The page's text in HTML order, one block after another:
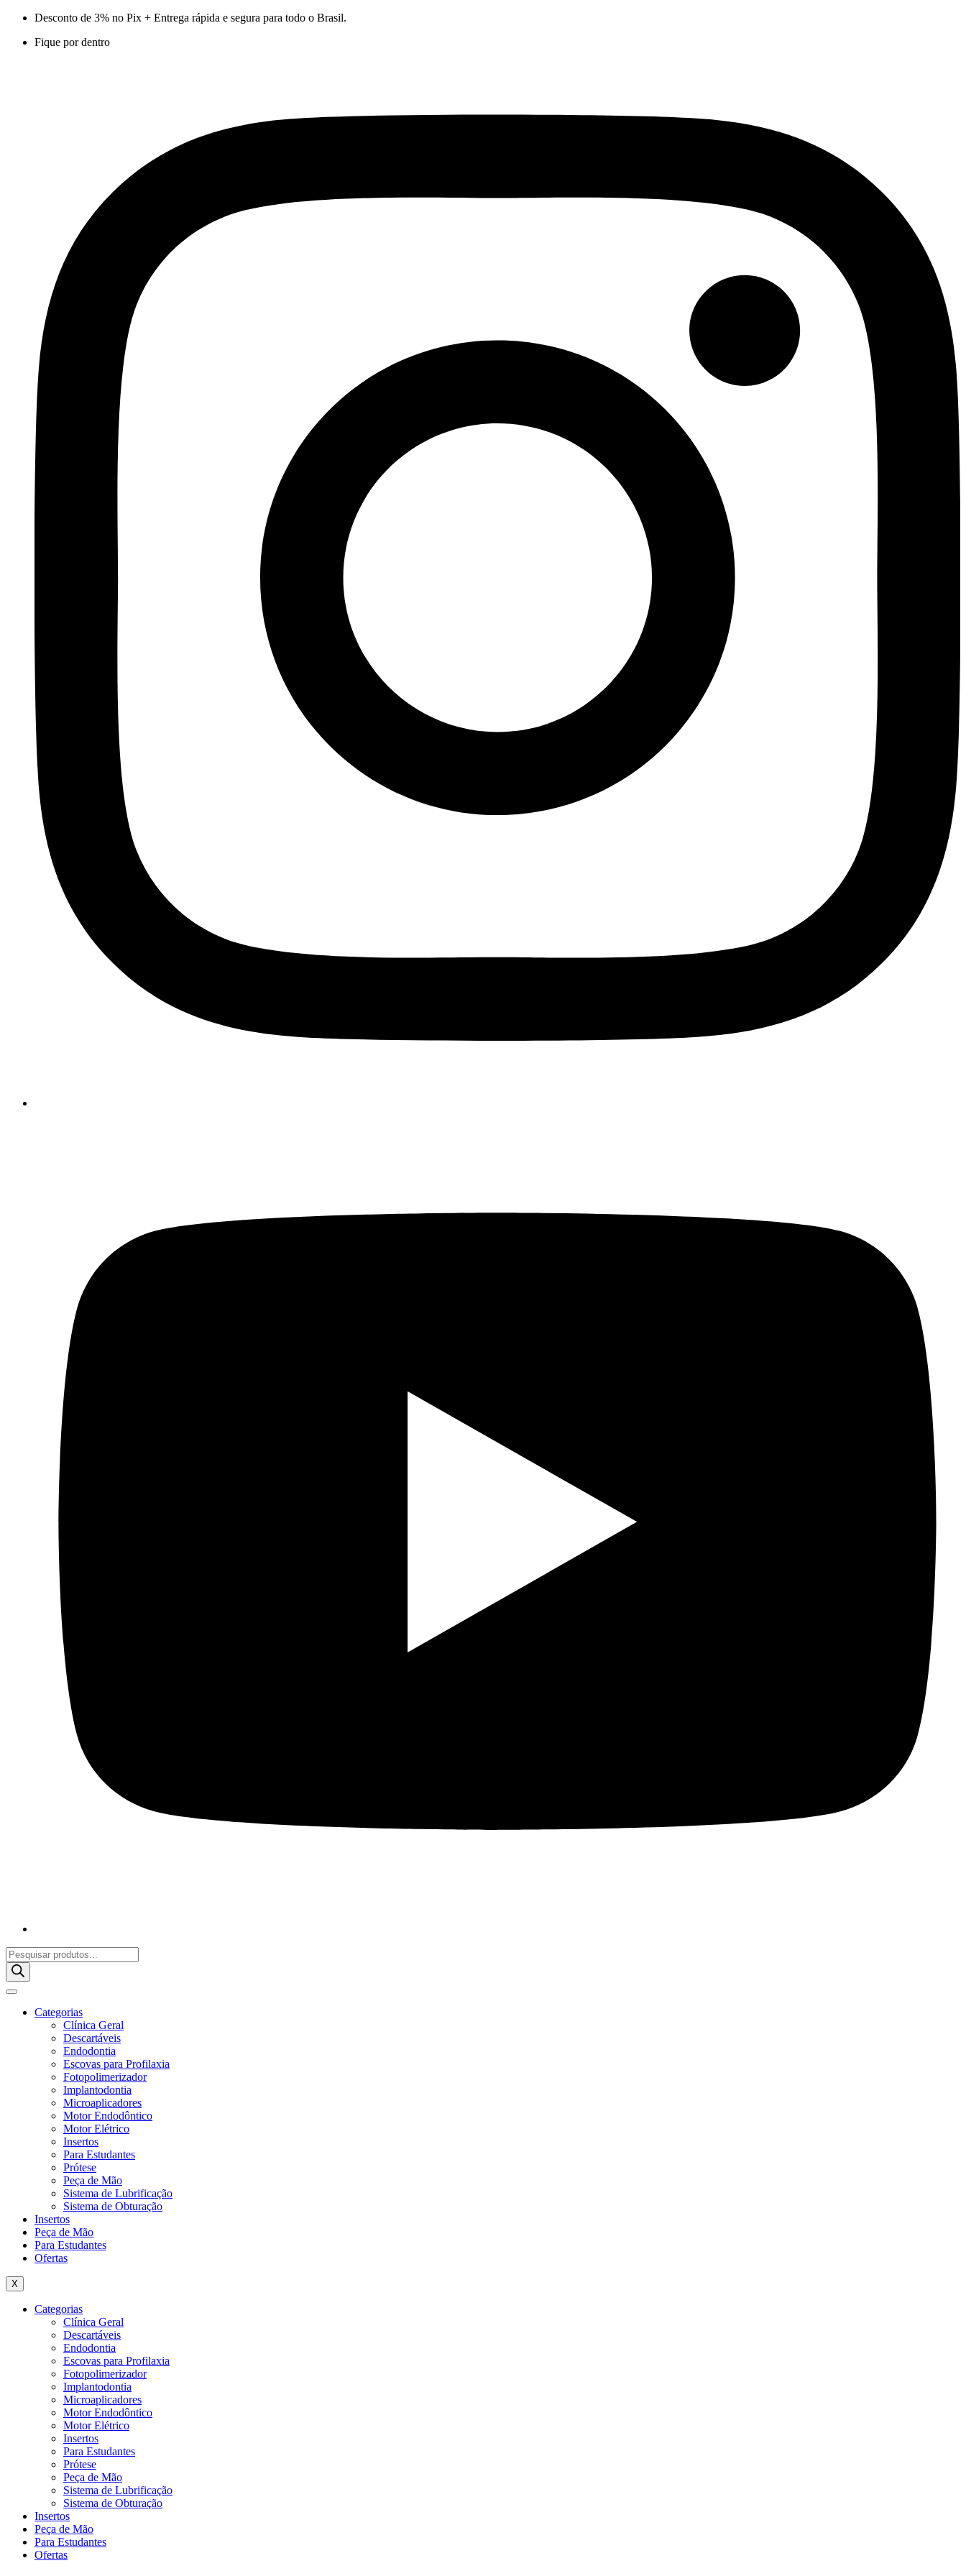
Desconto de 3% no Pix + Entrega rápida e segura para todo o Brasil.
Fique por dentro
Pesquisar
produtos
Categorias
Clínica Geral
Descartáveis
Endodontia
Escovas para Profilaxia
Fotopolimerizador
Implantodontia
Microaplicadores
Motor Endodôntico
Motor Elétrico
Insertos
Para Estudantes
Prótese
Peça de Mão
Sistema de Lubrificação
Sistema de Obturação
Insertos
Peça de Mão
Para Estudantes
Ofertas
X
Categorias
Clínica Geral
Descartáveis
Endodontia
Escovas para Profilaxia
Fotopolimerizador
Implantodontia
Microaplicadores
Motor Endodôntico
Motor Elétrico
Insertos
Para Estudantes
Prótese
Peça de Mão
Sistema de Lubrificação
Sistema de Obturação
Insertos
Peça de Mão
Para Estudantes
Ofertas